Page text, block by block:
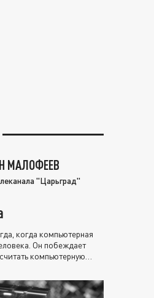
МАЛОФЕЕВ
"Царьград"
когда компьютерная
Он побеждает
компьютерную